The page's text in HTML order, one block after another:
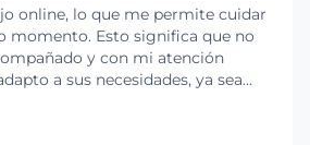
online, lo que me permite cuidar
momento. Esto significa que no
y con mi atención
a sus necesidades, ya sea
darle compañía y cariño.